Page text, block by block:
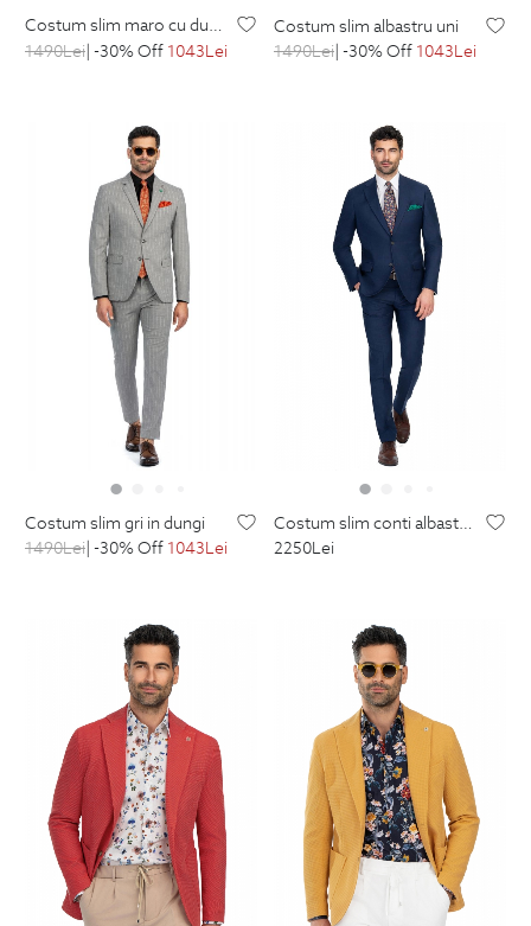
costum slim maro cu dungi
1490Lei| -30% Off 1043Lei
costum slim albastru uni
1490Lei| -30% Off 1043Lei
costum slim gri in dungi
1490Lei| -30% Off 1043Lei
costum slim conti albastru carouri
2250Lei